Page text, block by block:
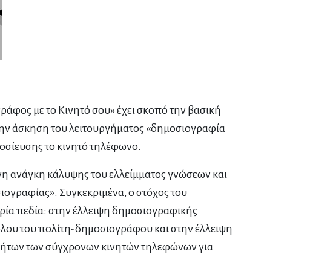
με το Κινητό σου» έχει σκοπό την βασική
άσκηση του λειτουργήματος «δημοσιογραφία
το κινητό τηλέφωνο.
ανάγκη κάλυψης του ελλείμματος γνώσεων και
Συγκεκριμένα, ο στόχος του
πεδία: στην έλλειψη δημοσιογραφικής
του πολίτη-δημοσιογράφου και στην έλλειψη
των σύγχρονων κινητών τηλεφώνων για